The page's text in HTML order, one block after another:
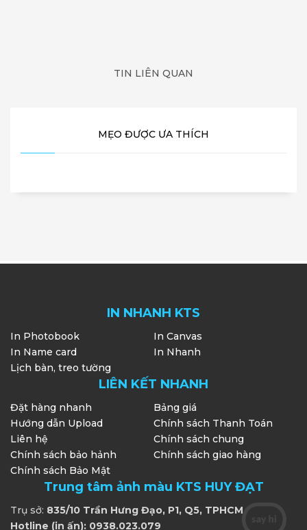
TIN LIÊN QUAN
MẸO ĐƯỢC ƯA THÍCH
IN NHANH KTS
In Photobook
In Canvas
In Name card
In Nhanh
Lịch bàn, treo tường
LIÊN KẾT NHANH
Đặt hàng nhanh
Bảng giá
Hướng dẫn Upload
Chính sách Thanh Toán
Liên hệ
Chính sách chung
Chính sách bảo hảnh
Chính sách giao hàng
Chính sách Bảo Mật
Trung tâm ảnh màu KTS HUY ĐẠT
Trụ sở: 835/10 Trần Hưng Đạo, P1, Q5, TPHCM
Hotline (in ấn): 0938.023.079